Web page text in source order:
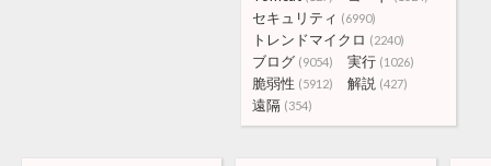
セキュリティ (6990)
トレンドマイクロ (2240)
ブログ (9054) 実行 (1026)
脆弱性 (5912) 解説 (427)
遠隔 (354)